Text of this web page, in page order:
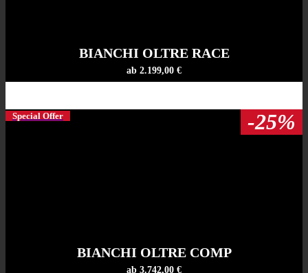
BIANCHI OLTRE RACE
ab 2.199,00 €
Special Offer -25%
BIANCHI OLTRE COMP
ab 3.742,00 €